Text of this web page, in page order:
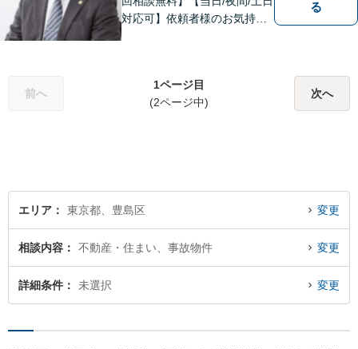
対応可】依頼者様のお気持ち
せください。「離婚」「遺
産」「不動産」問題に注力し
る
前へ
1ページ目
(2ページ中)
次へ
エリア 東京都、豊島区 変更
相談内容 不動産・住まい、事故物件 変更
詳細条件 未選択 変更